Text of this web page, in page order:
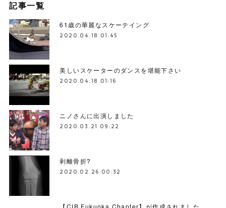
記事一覧
61歳の華麗なスケーテイング
2020.04.18 01:45
美しいスケーターのダンスを堪能下さい
2020.04.18 01:16
ニノさんに出演しました
2020.03.21 09:22
剥離骨折?
2020.02.26 00:32
【CIB Fukuoka Chapter】が作成されました。